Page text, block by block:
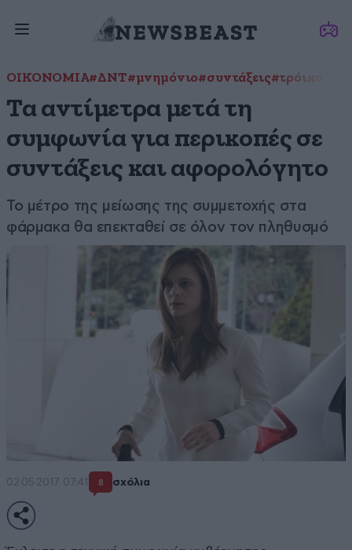
ΟΙΚΟΝΟΜΙΑ#ΔΝΤ#μνημόνιο#συντάξεις#τρόικα
Τα αντίμετρα μετά τη
συμφωνία για περικοπές σε
συντάξεις και αφορολόγητο
Το μέτρο της μείωσης της συμμετοχής στα
φάρμακα θα επεκταθεί σε όλον τον πληθυσμό
02·05·2017 07:41 8 σχόλια